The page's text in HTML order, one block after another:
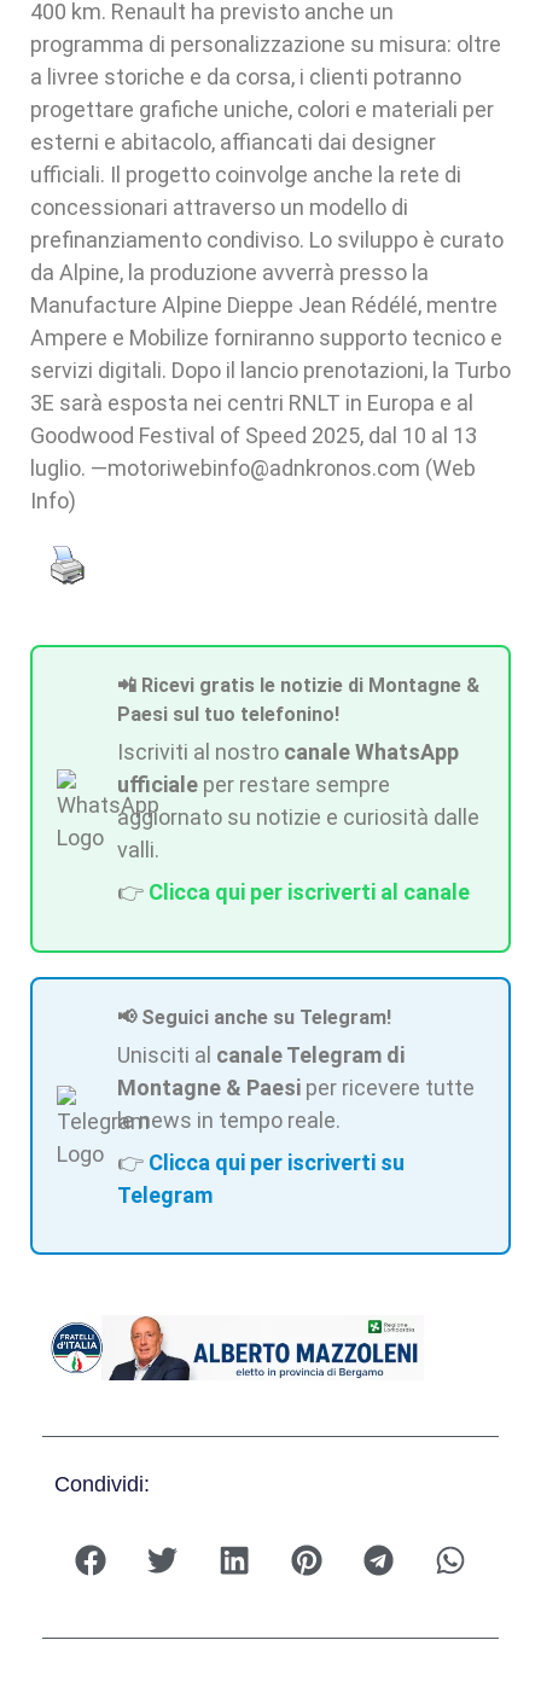
400 km. Renault ha previsto anche un
programma di personalizzazione su misura: oltre
a livree storiche e da corsa, i clienti potranno
progettare grafiche uniche, colori e materiali per
esterni e abitacolo, affiancati dai designer
ufficiali. Il progetto coinvolge anche la rete di
concessionari attraverso un modello di
prefinanziamento condiviso. Lo sviluppo è curato
da Alpine, la produzione avverrà presso la
Manufacture Alpine Dieppe Jean Rédélé, mentre
Ampere e Mobilize forniranno supporto tecnico e
servizi digitali. Dopo il lancio prenotazioni, la Turbo
3E sarà esposta nei centri RNLT in Europa e al
Goodwood Festival of Speed 2025, dal 10 al 13
luglio. —motoriwebinfo@adnkronos.com (Web
Info)
📲 Ricevi gratis le notizie di Montagne &
Paesi sul tuo telefonino!
Iscriviti al nostro canale WhatsApp
ufficiale per restare sempre
aggiornato su notizie e curiosità dalle
valli.
👉 Clicca qui per iscriverti al canale
📢 Seguici anche su Telegram!
Unisciti al canale Telegram di
Montagne & Paesi per ricevere tutte
le news in tempo reale.
👉 Clicca qui per iscriverti su
Telegram
Condividi: